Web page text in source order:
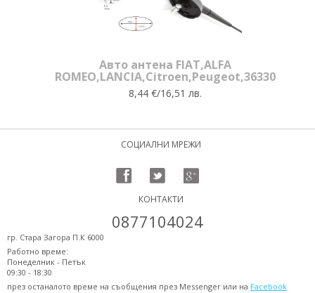
Авто антена FIAT,ALFA
ROMEO,LANCIA,Citroen,Peugeot,36330
8,44 €/16,51 лв.
СОЦИАЛНИ МРЕЖИ
КОНТАКТИ
0877104024
гр. Стара Загора П.К 6000
Работно време:
Понеделник - Петък
09:30 - 18:30
през останалото време на съобщения през Messenger или на Facebook